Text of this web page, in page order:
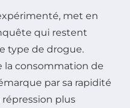
met en
qui restent
type de drogue.
la consommation de
par sa rapidité
plus